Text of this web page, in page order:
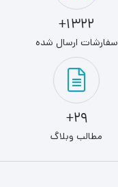
1322+
سفارشات ارسال شده
29+
مطالب وبلاگ